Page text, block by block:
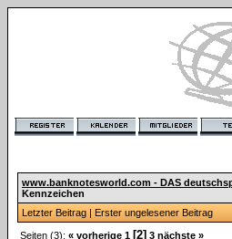
www.banknotesworld.com - DAS
Kennzeichen
Letzter Beitrag | Erster ungelesener Beitrag
Seiten (3): « vorherige 1 [2] 3 nächste »